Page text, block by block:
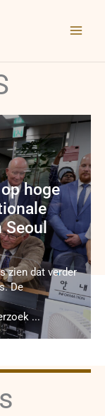
hoge
Seoul
zien dat verder
De
...